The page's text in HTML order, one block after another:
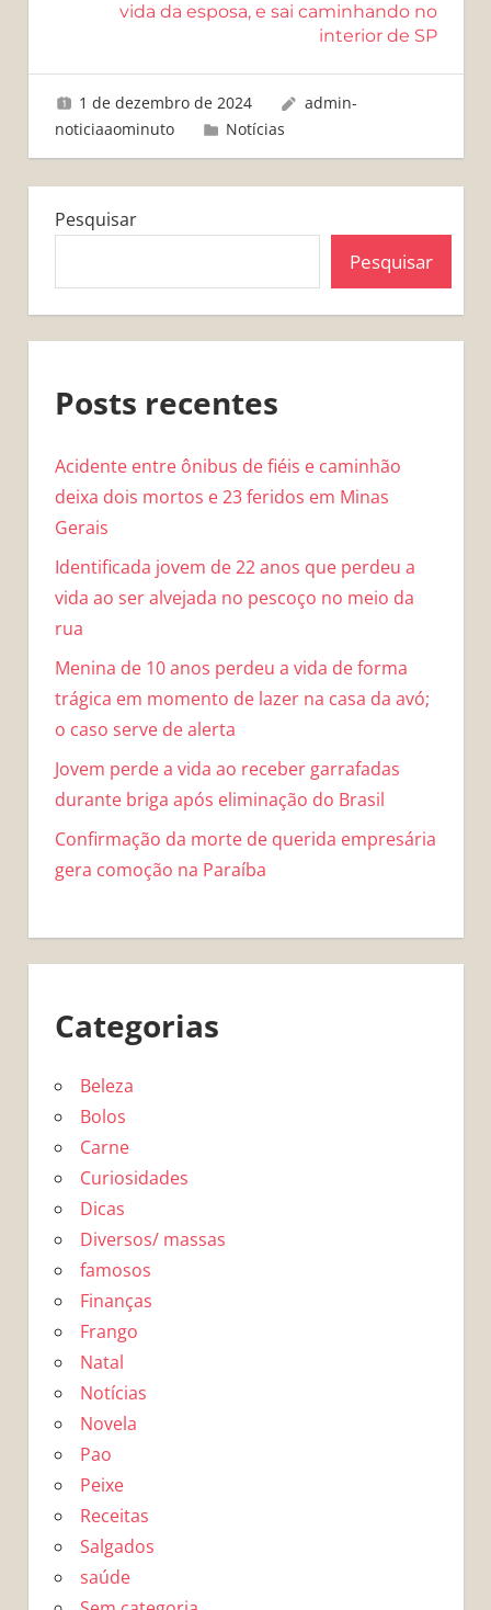
vida da esposa, e sai caminhando no
interior de SP
1 de dezembro de 2024
admin-
noticiaaominuto
Notícias
Pesquisar
Pesquisar
Posts recentes
Acidente entre ônibus de fiéis e caminhão
deixa dois mortos e 23 feridos em Minas
Gerais
Identificada jovem de 22 anos que perdeu a
vida ao ser alvejada no pescoço no meio da
rua
Menina de 10 anos perdeu a vida de forma
trágica em momento de lazer na casa da avó;
o caso serve de alerta
Jovem perde a vida ao receber garrafadas
durante briga após eliminação do Brasil
Confirmação da morte de querida empresária
gera comoção na Paraíba
Categorias
Beleza
Bolos
Carne
Curiosidades
Dicas
Diversos/ massas
famosos
Finanças
Frango
Natal
Notícias
Novela
Pao
Peixe
Receitas
Salgados
saúde